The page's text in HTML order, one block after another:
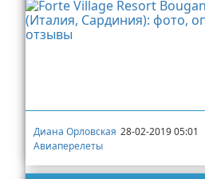
Диана Орловская 28-02-2019 05:01
Авиаперелеты